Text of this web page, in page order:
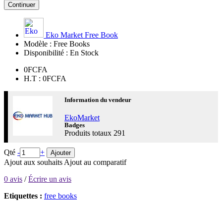
Continuer
Eko Market Free Book
Modèle : Free Books
Disponibilité : En Stock
0FCFA
H.T : 0FCFA
Information du vendeur
EkoMarket
Badges
Produits totaux 291
Qté - + Ajouter
Ajout aux souhaits Ajout au comparatif
0 avis /Écrire un avis
Etiquettes : free books